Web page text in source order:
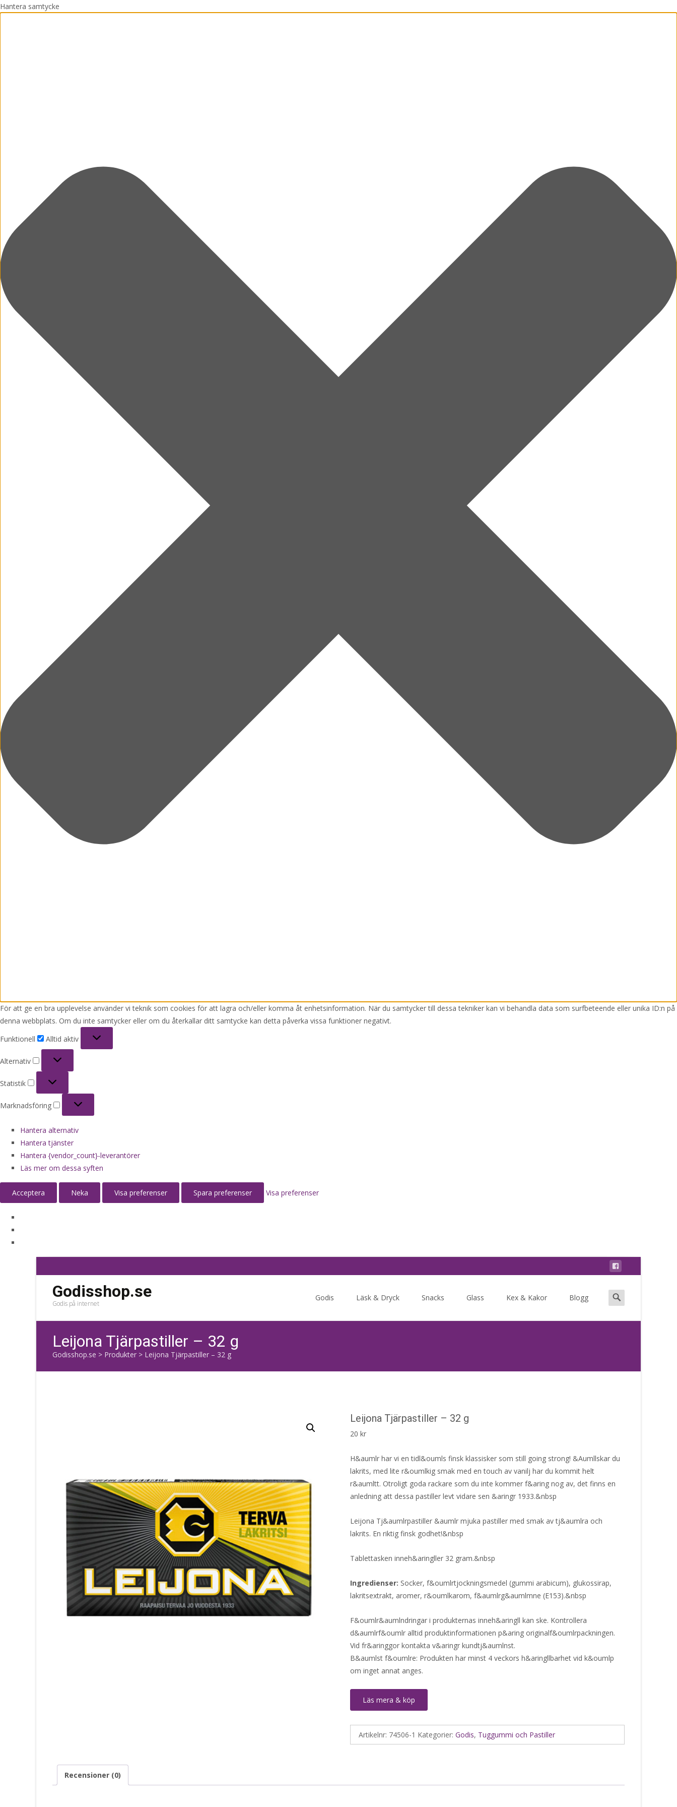
Hantera samtycke
För att ge en bra upplevelse använder vi teknik som cookies för att lagra och/eller komma åt enhetsinformation. När du samtycker till dessa tekniker kan vi behandla data som surfbeteende eller unika ID:n på
denna webbplats. Om du inte samtycker eller om du återkallar ditt samtycke kan detta påverka vissa funktioner negativt.
Funktionell
Alltid aktiv
Alternativ
Statistik
Marknadsföring
Hantera alternativ
Hantera tjänster
Hantera {vendor_count}-leverantörer
Läs mer om dessa syften
Acceptera Neka Visa preferenser Spara preferenser Visa preferenser
Godisshop.se
Godis på internet
Godis Läsk & Dryck Snacks Glass Kex & Kakor Blogg
Search
for:
Leijona Tjärpastiller – 32 g
Godisshop.se > Produkter > Leijona Tjärpastiller – 32 g
Leijona Tjärpastiller – 32 g
20 kr
H&aumlr har vi en tidl&oumls finsk klassisker som still going strong! &Aumllskar du
lakrits, med lite r&oumlkig smak med en touch av vanilj har du kommit helt
r&aumltt. Otroligt goda rackare som du inte kommer f&aring nog av, det finns en
anledning att dessa pastiller levt vidare sen &aringr 1933.&nbsp
Leijona Tj&aumlrpastiller &aumlr mjuka pastiller med smak av tj&aumlra och
lakrits. En riktig finsk godhet!&nbsp
Tablettasken inneh&aringller 32 gram.&nbsp
Ingredienser: Socker, f&oumlrtjockningsmedel (gummi arabicum), glukossirap,
lakritsextrakt, aromer, r&oumlkarom, f&aumlrg&aumlmne (E153).&nbsp
F&oumlr&aumlndringar i produkternas inneh&aringll kan ske. Kontrollera
d&aumlrf&oumlr alltid produktinformationen p&aring originalf&oumlrpackningen.
Vid fr&aringgor kontakta v&aringr kundtj&aumlnst.
B&aumlst f&oumlre: Produkten har minst 4 veckors h&aringllbarhet vid k&oumlp
om inget annat anges.
Läs mera & köp
Artikelnr: 74506-1 Kategorier: Godis, Tuggummi och Pastiller
Recensioner (0)